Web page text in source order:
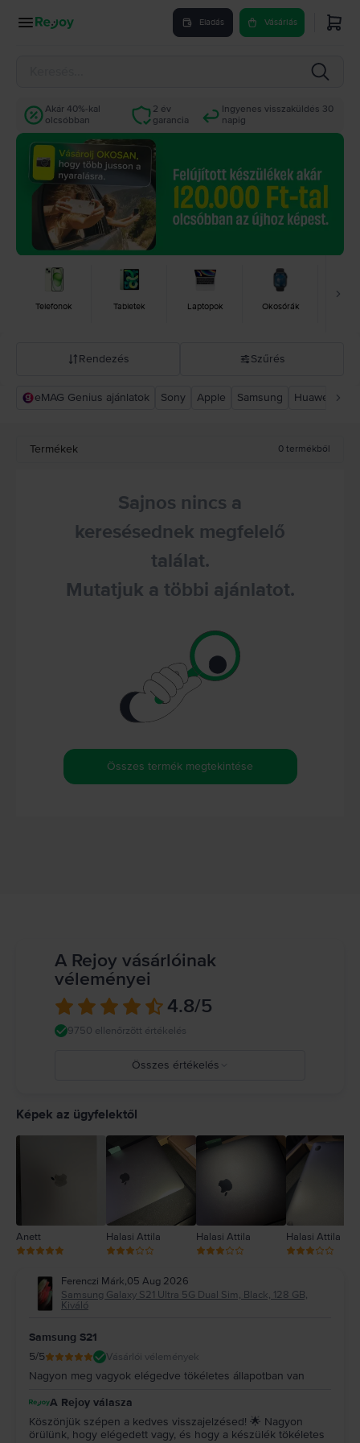
Eladás Vásárlás
Akár 40%-kal
olcsóbban
2 év
garancia
Ingyenes visszaküldés 30
napig
Telefonok Tabletek Laptopok Okosórák
Rendezés
Rejoy ajánlás
Szűrés
eMAG Genius ajánlatok Sony Apple Samsung Huawei
Termékek 0 termékből
Sajnos nincs a
keresésednek megfelelő
találat.
Mutatjuk a többi ajánlatot.
Összes termék megtekintése
A Rejoy vásárlóinak
véleményei
4.8/5
9750 ellenőrzött értékelés
Összes értékelés
2
Képek az ügyfelektől
Anett Halasi Attila Halasi Attila Halasi Attila
Ferenczi Márk,05 Aug 2026
Samsung Galaxy S21 Ultra 5G Dual Sim, Black, 128 GB,
Kiváló
Samsung S21
5/5 Vásárlói vélemények
Nagyon meg vagyok elégedve tökéletes állapotban van
A Rejoy válasza
Köszönjük szépen a kedves visszajelzésed! 🌟 Nagyon
örülünk, hogy elégedett vagy, és hogy a készülék tökéletes